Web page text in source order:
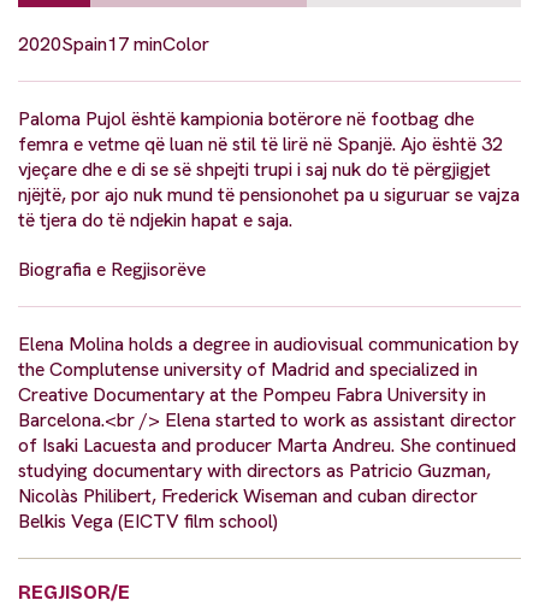
2020Spain17 minColor
Paloma Pujol është kampionia botërore në footbag dhe
femra e vetme që luan në stil të lirë në Spanjë. Ajo është 32
vjeçare dhe e di se së shpejti trupi i saj nuk do të përgjigjet
njëjtë, por ajo nuk mund të pensionohet pa u siguruar se vajza
të tjera do të ndjekin hapat e saja.
Biografia e Regjisorëve
Elena Molina holds a degree in audiovisual communication by
the Complutense university of Madrid and specialized in
Creative Documentary at the Pompeu Fabra University in
Barcelona.<br /> Elena started to work as assistant director
of Isaki Lacuesta and producer Marta Andreu. She continued
studying documentary with directors as Patricio Guzman,
Nicolàs Philibert, Frederick Wiseman and cuban director
Belkis Vega (EICTV film school)
REGJISOR/E